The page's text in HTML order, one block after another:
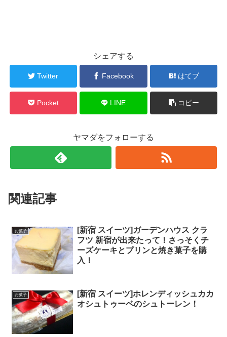
シェアする
Twitter Facebook はてブ
Pocket LINE コピー
ヤマダをフォローする
関連記事
お菓子
[新宿 スイーツ]ガーデンハウス クラ
フツ 新宿が出来たって！さっそくチ
ーズケーキとプリンと焼き菓子を購
入！
お菓子
[新宿 スイーツ]ホレンディッシュカカ
オシュトゥーベのシュトーレン！